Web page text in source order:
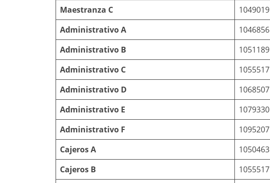
Maestranza C
1049019
Administrativo A
1046856
Administrativo B
1051189
Administrativo C
1055517
Administrativo D
1068507
Administrativo E
1079330
Administrativo F
1095207
Cajeros A
1050463
Cajeros B
1055517